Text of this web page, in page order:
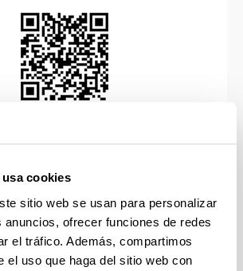
cookies
sitio web se usan para personalizar
anuncios, ofrecer funciones de redes
el tráfico. Además, compartimos
el uso que haga del sitio web con
Karos?
funciona?